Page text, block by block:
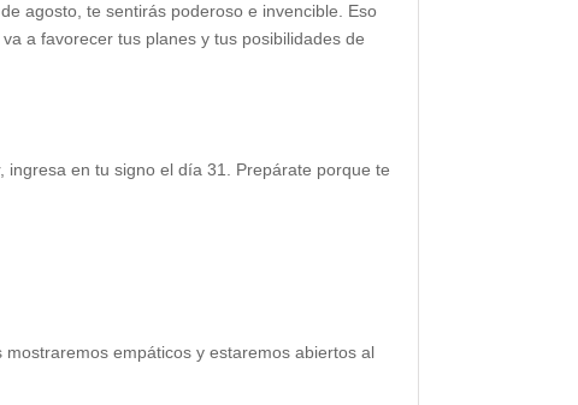
agosto, te sentirás poderoso e invencible. Eso
a favorecer tus planes y tus posibilidades de
en tu signo el día 31. Prepárate porque te
empáticos y estaremos abiertos al